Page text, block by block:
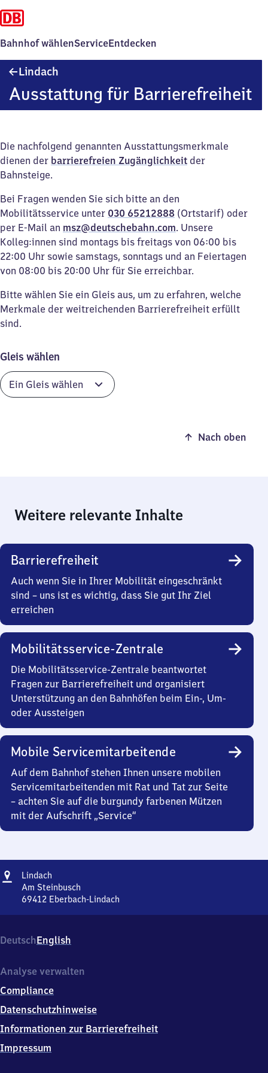
Bahnhof wählenServiceEntdecken
Lindach
Ausstattung für Barrierefreiheit
Die nachfolgend genannten Ausstattungsmerkmale
dienen der barrierefreien Zugänglichkeit der
Bahnsteige.
Bei Fragen wenden Sie sich bitte an den
Mobilitätsservice unter 030 65212888 (Ortstarif) oder
per E-Mail an msz@deutschebahn.com. Unsere
Kolleg:innen sind montags bis freitags von 06:00 bis
22:00 Uhr sowie samstags, sonntags und an Feiertagen
von 08:00 bis 20:00 Uhr für Sie erreichbar.
Bitte wählen Sie ein Gleis aus, um zu erfahren, welche
Merkmale der weitreichenden Barrierefreiheit erfüllt
sind.
Gleis wählen
Nach oben
Weitere relevante Inhalte
Barrierefreiheit
Auch wenn Sie in Ihrer Mobilität eingeschränkt
sind – uns ist es wichtig, dass Sie gut Ihr Ziel
erreichen
Mobilitätsservice-Zentrale
Die Mobilitätsservice-Zentrale beantwortet
Fragen zur Barrierefreiheit und organisiert
Unterstützung an den Bahnhöfen beim Ein-, Um-
oder Aussteigen
Mobile Servicemitarbeitende
Auf dem Bahnhof stehen Ihnen unsere mobilen
Servicemitarbeitenden mit Rat und Tat zur Seite
– achten Sie auf die burgundy farbenen Mützen
mit der Aufschrift „Service“
Adresse
Lindach
Am Steinbusch
69412 Eberbach-Lindach
Steinbusch,
6
4
2
Eberbach-
DeutschEnglish
Analyse verwalten
Compliance
Datenschutzhinweise
Informationen zur Barrierefreiheit
Impressum